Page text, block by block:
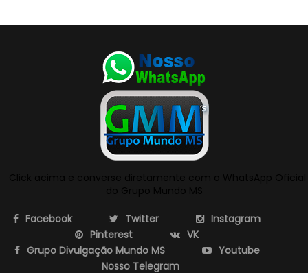
Facebook Twitter
Instagram
Pinterest
VK
Grupo Divulgação Mundo MS
Youtube
Nosso Telegram